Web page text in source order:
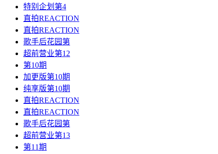
特别企划第4
直拍REACTION
直拍REACTION
歌手后花园第
超前营业第12
第10期
加更版第10期
纯享版第10期
直拍REACTION
直拍REACTION
歌手后花园第
超前营业第13
第11期